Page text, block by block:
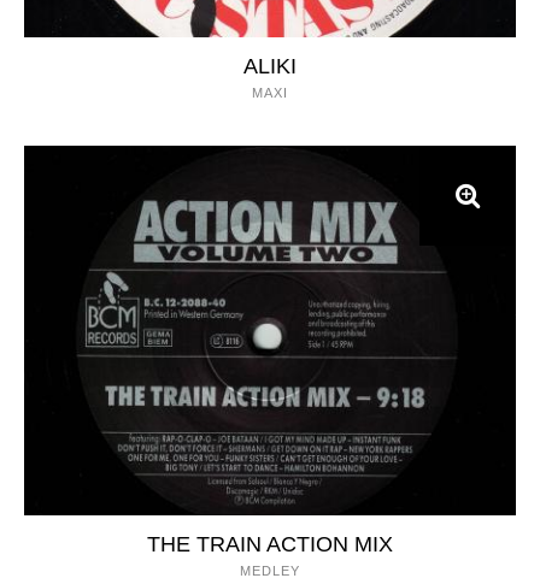
ALIKI
MAXI
THE TRAIN ACTION MIX
MEDLEY